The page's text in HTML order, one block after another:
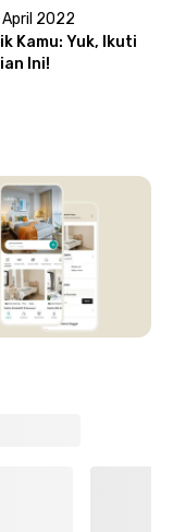
2022
Kamu: Yuk, Ikuti
Ini!